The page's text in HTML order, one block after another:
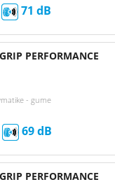
71
PERFORMANCE
- gume
69
PERFORMANCE